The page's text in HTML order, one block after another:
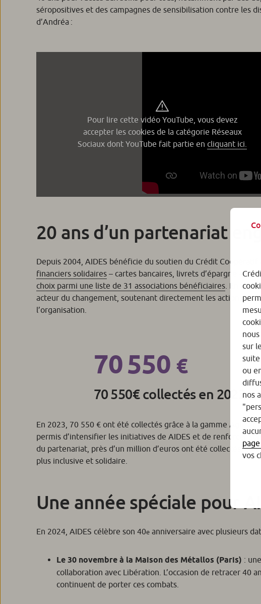
séropositives et des campagnes de sensibilisation contre les
d’Andréa :
Pour lire cette vidéo YouTube, vous devez
accepter les cookies de la catégorie Réseaux
Sociaux dont YouTube fait partie en cliquant ici.
20 ans d’un partenariat
Depuis 2004, AIDES bénéficie du soutien du Crédit Coopératif
financiers solidaires – cartes bancaires, livrets d’épargne –
choix parmi une liste de 31 associations bénéficiaires . En
acteur du changement, soutenant directement les actions de
l’organisation.
70 550 €
70 550€ collectés en 2023
En 2023, 70 550 € ont été collectés grâce à la gamme Agir,
permis d’intensifier les initiatives de AIDES et de renforcer
du partenariat, près d’un million d’euros ont été collectés,
plus inclusive et solidaire.
Une année spéciale pour
En 2024, AIDES célèbre son 40e anniversaire avec plusieurs
Le 30 novembre à la Maison des Métallos (Paris) :
collaboration avec Libération. L’occasion de retracer 40
continuent de porter ces combats.
sur
ou
nos
vos